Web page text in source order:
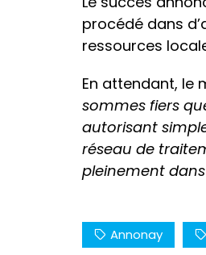
procédé dans
ressources
En attendant, le
sommes fiers
autorisant
réseau de
pleinement
Annonay